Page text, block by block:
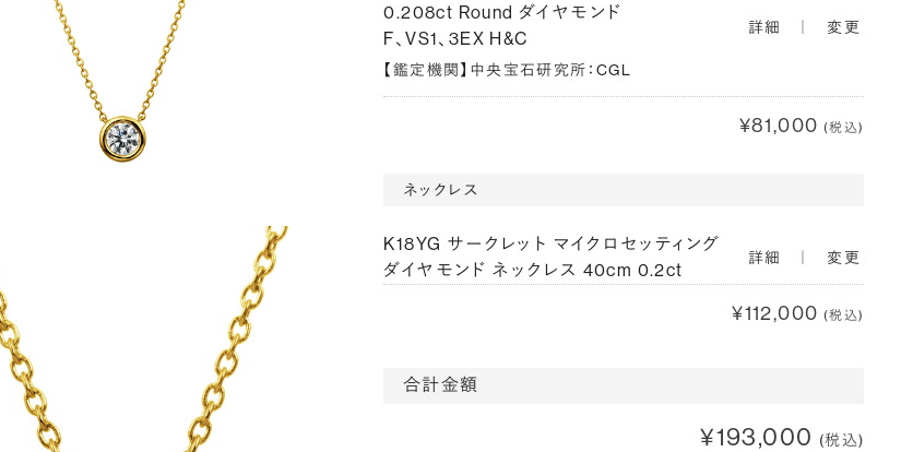
0.208ct Round ダイヤモンド
F、VS1、3EX H&C
【鑑定機関】中央宝石研究所：CGL
詳細 変更
¥81,000 (税込)
ネックレス
K18YG サークレット マイクロセッティング
ダイヤモンド ネックレス 40cm 0.2ct
詳細 変更
¥112,000 (税込)
合計金額
¥193,000 (税込)